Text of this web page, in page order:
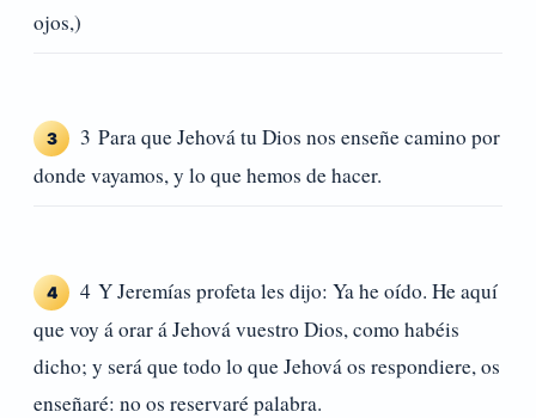
ojos,)
3
3 Para que Jehová tu Dios nos enseñe camino por
donde vayamos, y lo que hemos de hacer.
4
4 Y Jeremías profeta les dijo: Ya he oído. He aquí
que voy á orar á Jehová vuestro Dios, como habéis
dicho; y será que todo lo que Jehová os respondiere, os
enseñaré: no os reservaré palabra.